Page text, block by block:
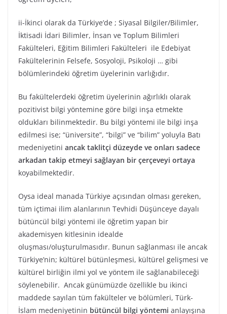
ii-İkinci olarak da Türkiye’de ; Siyasal Bilgiler/Bilimler,
İktisadi İdari Bilimler, İnsan ve Toplum Bilimleri
Fakülteleri, Eğitim Bilimleri Fakülteleri ile Edebiyat
Fakültelerinin Felsefe, Sosyoloji, Psikoloji … gibi
bölümlerindeki öğretim üyelerinin varlığıdır.
Bu fakültelerdeki öğretim üyelerinin ağırlıklı olarak
pozitivist bilgi yöntemine göre bilgi inşa etmekte
oldukları bilinmektedir. Bu bilgi yöntemi ile bilgi inşa
edilmesi ise; “üniversite”, “bilgi” ve “bilim” yoluyla Batı
medeniyetini ancak taklitçi düzeyde ve onları sadece
arkadan takip etmeyi sağlayan bir çerçeveyi ortaya
koyabilmektedir.
Oysa ideal manada Türkiye açısından olması gereken,
tüm içtimai ilim alanlarının Tevhidi Düşünceye dayalı
bütüncül bilgi yöntemi ile öğretim yapan bir
akademisyen kitlesinin idealde
oluşması/oluşturulmasıdır. Bunun sağlanması ile ancak
Türkiye’nin; kültürel bütünleşmesi, kültürel gelişmesi ve
kültürel birliğin ilmi yol ve yöntem ile sağlanabileceği
söylenebilir. Ancak günümüzde özellikle bu ikinci
maddede sayılan tüm fakülteler ve bölümleri, Türk-
İslam medeniyetinin bütüncül bilgi yöntemi anlayışına